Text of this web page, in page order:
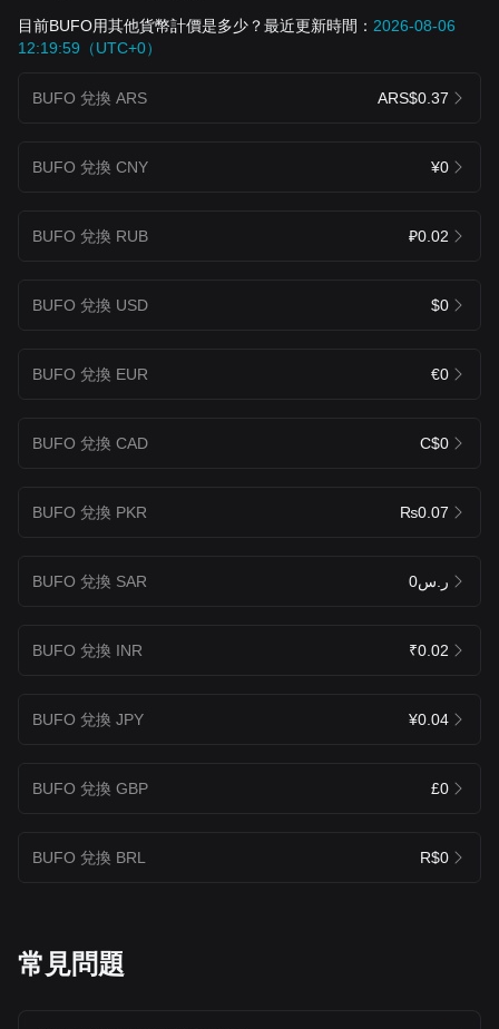
目前BUFO用其他貨幣計價是多少？最近更新時間： 2026-08-06
12:19:59（UTC+0）
BUFO 兌換 ARS ARS$0.37
BUFO 兌換 CNY ¥0
BUFO 兌換 RUB ₽0.02
BUFO 兌換 USD $0
BUFO 兌換 EUR €0
BUFO 兌換 CAD C$0
BUFO 兌換 PKR ₨0.07
BUFO 兌換 SAR ر.س0
BUFO 兌換 INR ₹0.02
BUFO 兌換 JPY ¥0.04
BUFO 兌換 GBP £0
BUFO 兌換 BRL R$0
常見問題